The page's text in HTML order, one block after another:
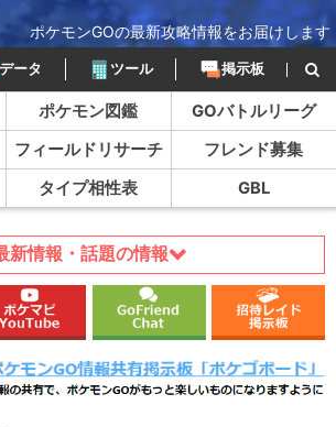
ポケモンGOの最新攻略情報をお届けします
データ ツール 掲示板
ポケモン図鑑
GOバトルリーグ
フィールドリサーチ
フレンド募集
タイプ相性表 GBL
新情報・話題の情報